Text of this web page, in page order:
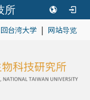
所
回台湾大学 | 网站导览